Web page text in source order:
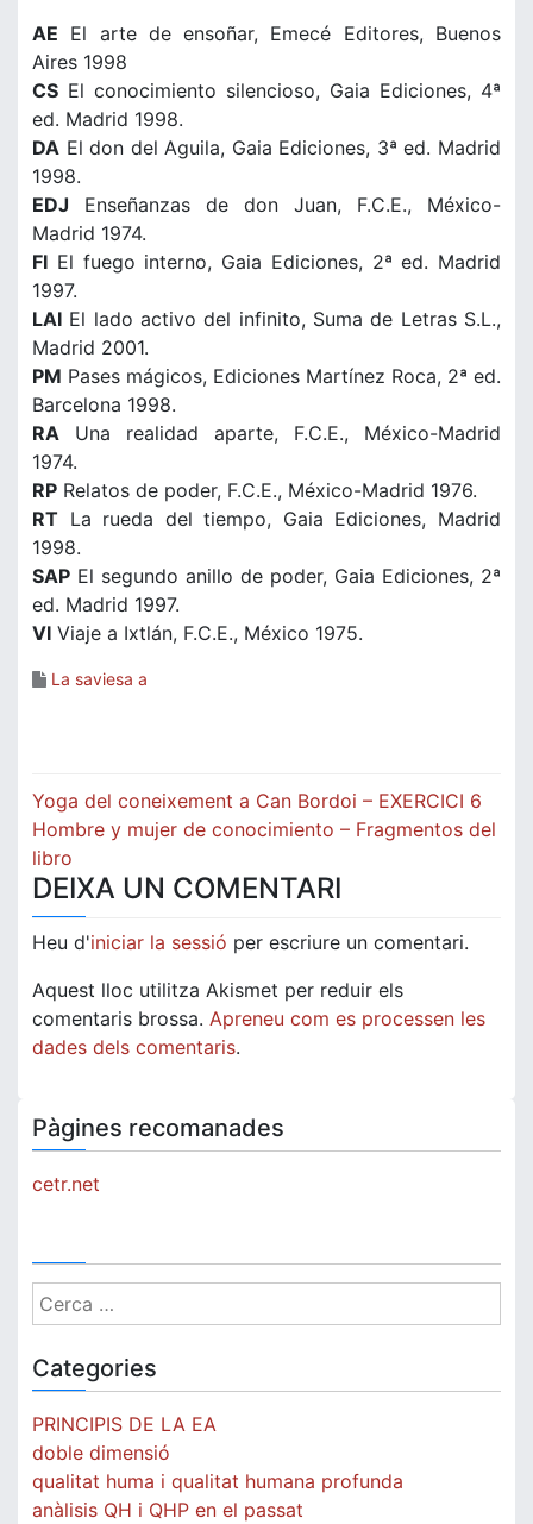
AE El arte de ensoñar, Emecé Editores, Buenos
Aires 1998
CS El conocimiento silencioso, Gaia Ediciones, 4ª
ed. Madrid 1998.
DA El don del Aguila, Gaia Ediciones, 3ª ed. Madrid
1998.
EDJ Enseñanzas de don Juan, F.C.E., México-
Madrid 1974.
FI El fuego interno, Gaia Ediciones, 2ª ed. Madrid
1997.
LAI El lado activo del infinito, Suma de Letras S.L.,
Madrid 2001.
PM Pases mágicos, Ediciones Martínez Roca, 2ª ed.
Barcelona 1998.
RA Una realidad aparte, F.C.E., México-Madrid
1974.
RP Relatos de poder, F.C.E., México-Madrid 1976.
RT La rueda del tiempo, Gaia Ediciones, Madrid
1998.
SAP El segundo anillo de poder, Gaia Ediciones, 2ª
ed. Madrid 1997.
VI Viaje a Ixtlán, F.C.E., México 1975.
La saviesa a
Navegació
d'entrades
Yoga del coneixement a Can Bordoi – EXERCICI 6
Hombre y mujer de conocimiento – Fragmentos del
libro
DEIXA UN COMENTARI
Heu d'iniciar la sessió per escriure un comentari.
Aquest lloc utilitza Akismet per reduir els
comentaris brossa. Apreneu com es processen les
dades dels comentaris.
Pàgines recomanades
cetr.net
Cerca:
Categories
PRINCIPIS DE LA EA
doble dimensió
qualitat huma i qualitat humana profunda
anàlisis QH i QHP en el passat